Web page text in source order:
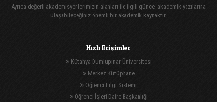
Ayrıca değerli akademisyenlerimizin alanları ile ilgili güncel akademik yazılarına
ulaşabileceğiniz önemli bir akademik kaynaktır.
Hızlı Erişimler
Kütahya Dumlupınar Üniversitesi
Merkez Kütüphane
Öğrenci Bilgi Sistemi
Öğrenci İşleri Daire Başkanlığı